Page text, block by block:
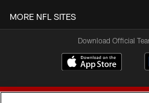
MORE NFL SITES
Download Official